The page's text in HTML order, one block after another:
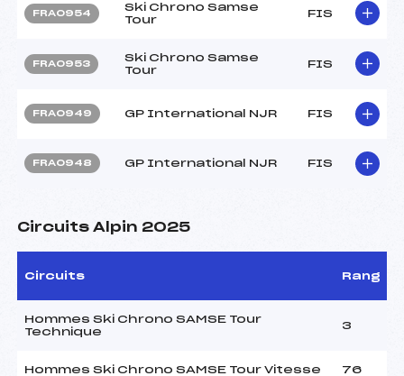
FRA0954
Ski Chrono Samse
Tour
FIS
FRA0953
Ski Chrono Samse
Tour
FIS
FRA0949 GP International NJR FIS
FRA0948 GP International NJR FIS
Circuits Alpin 2025
Circuits Rang
Hommes Ski Chrono SAMSE Tour
Technique
3
Hommes Ski Chrono SAMSE Tour Vitesse 76